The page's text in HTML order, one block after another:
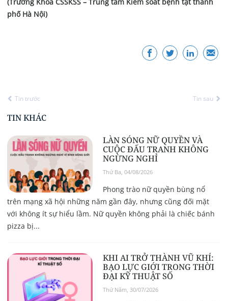
phố Hà Nội)
Tin trước Tin sau
TIN KHÁC
LÀN SÓNG NỮ QUYỀN VÀ
CUỘC ĐẤU TRANH KHÔNG
NGỪNG NGHỈ
Thứ Ba, 04/08/2026
Phong trào nữ quyền bùng nổ
trên mạng xã hội những năm gần đây, nhưng cũng đối mặt
với không ít sự hiểu lầm. Nữ quyền không phải là chiếc bánh
pizza bị...
KHI AI TRỞ THÀNH VŨ KHÍ:
BẠO LỰC GIỚI TRONG THỜI
ĐẠI KỸ THUẬT SỐ
Thứ Năm, 30/07/2026